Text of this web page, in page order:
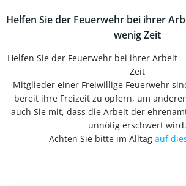
Helfen Sie der Feuerwehr bei ihrer
wenig Zeit
Helfen Sie der Feuerwehr bei ihrer Arbeit
Zeit
Mitglieder einer Freiwillige Feuerwehr
bereit ihre Freizeit zu opfern, um
auch Sie mit, dass die Arbeit der
unnötig erschwert wird.
Achten Sie bitte im Alltag auf